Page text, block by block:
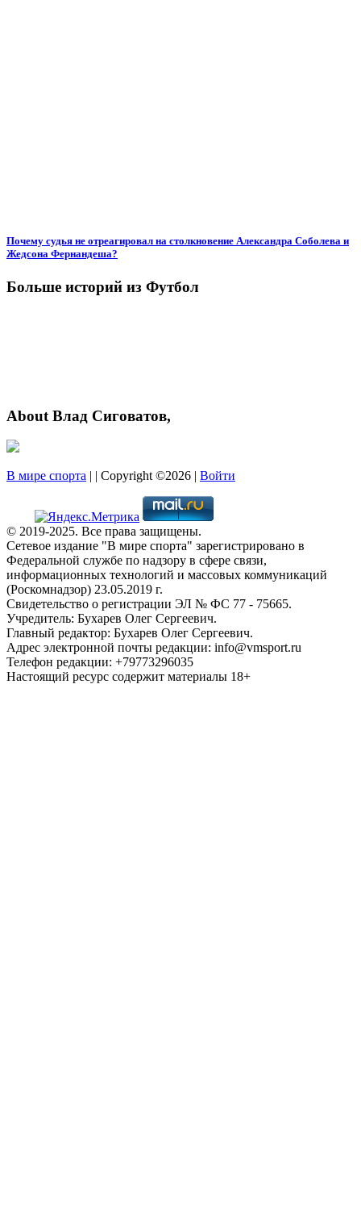
Почему судья не отреагировал на столкновение Александра Соболева и
Жедсона Фернандеша?
Больше историй из Футбол
About Влад Сиговатов,
В мире спорта | | Copyright ©2026 | Войти
© 2019-2025. Все права защищены.
Сетевое издание "В мире спорта" зарегистрировано в
Федеральной службе по надзору в сфере связи,
информационных технологий и массовых коммуникаций
(Роскомнадзор) 23.05.2019 г.
Свидетельство о регистрации ЭЛ № ФС 77 - 75665.
Учредитель: Бухарев Олег Сергеевич.
Главный редактор: Бухарев Олег Сергеевич.
Адрес электронной почты редакции: info@vmsport.ru
Телефон редакции: +79773296035
Настоящий ресурс содержит материалы 18+